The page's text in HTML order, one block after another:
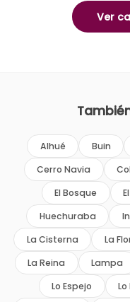
Ver
Alhué Buin
Cerro Navia
El Bosque
Huechuraba
La Cisterna
La
La Reina
Lampa
Lo Espejo